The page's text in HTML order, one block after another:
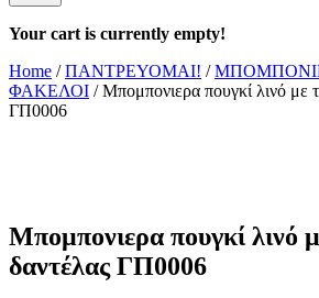
Your cart is currently empty!
Home /ΠΑΝΤΡΕΥΟΜΑΙ! /
ΦΑΚΕΛΟΙ / Μπομπονιερα πουγκί λινό με
ΓΠ0006
Μπομπονιερα πουγκί λινό
δαντέλας ΓΠ0006